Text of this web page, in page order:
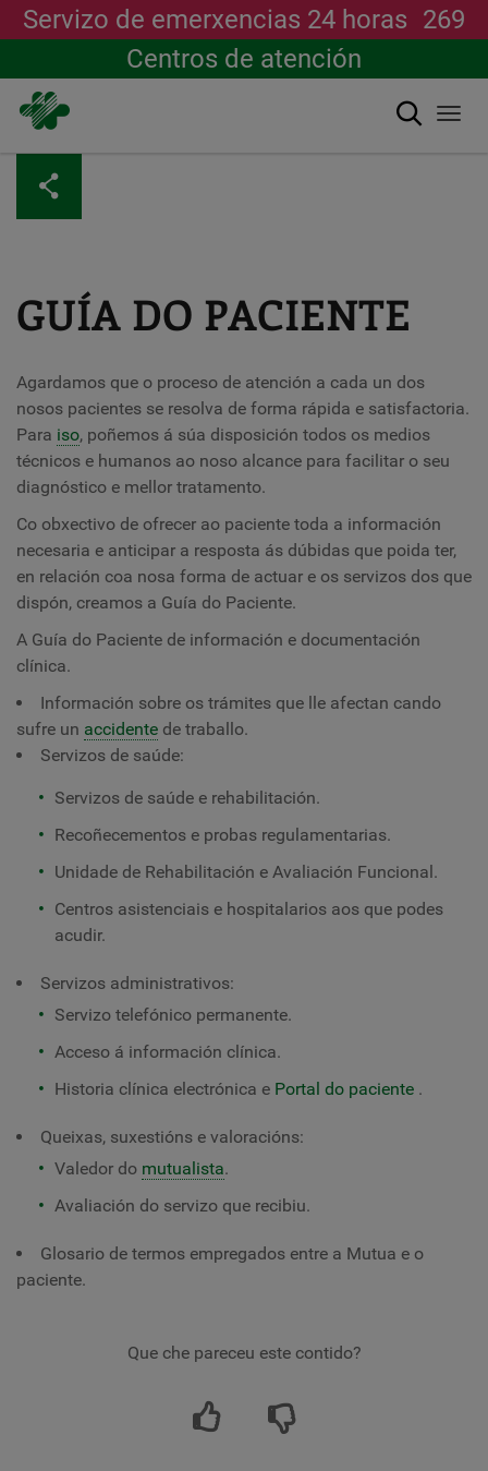
contido
principal
Servizo de emerxencias 24 horas 269
Centros de atención
Buscar
GUÍA DO PACIENTE
Agardamos que o proceso de atención a cada un dos
nosos pacientes se resolva de forma rápida e satisfactoria.
Para iso, poñemos á súa disposición todos os medios
técnicos e humanos ao noso alcance para facilitar o seu
diagnóstico e mellor tratamento.
Co obxectivo de ofrecer ao paciente toda a información
necesaria e anticipar a resposta ás dúbidas que poida ter,
en relación coa nosa forma de actuar e os servizos dos que
dispón, creamos a Guía do Paciente.
A Guía do Paciente de información e documentación
clínica.
Información sobre os trámites que lle afectan cando
sufre un accidente de traballo.
Servizos de saúde:
Servizos de saúde e rehabilitación.
Recoñecementos e probas regulamentarias.
Unidade de Rehabilitación e Avaliación Funcional.
Centros asistenciais e hospitalarios aos que podes
acudir.
Servizos administrativos:
Servizo telefónico permanente.
Acceso á información clínica.
Historia clínica electrónica e Portal do paciente .
Queixas, suxestións e valoracións:
Valedor do mutualista.
Avaliación do servizo que recibiu.
Glosario de termos empregados entre a Mutua e o
paciente.
Que che pareceu este contido?